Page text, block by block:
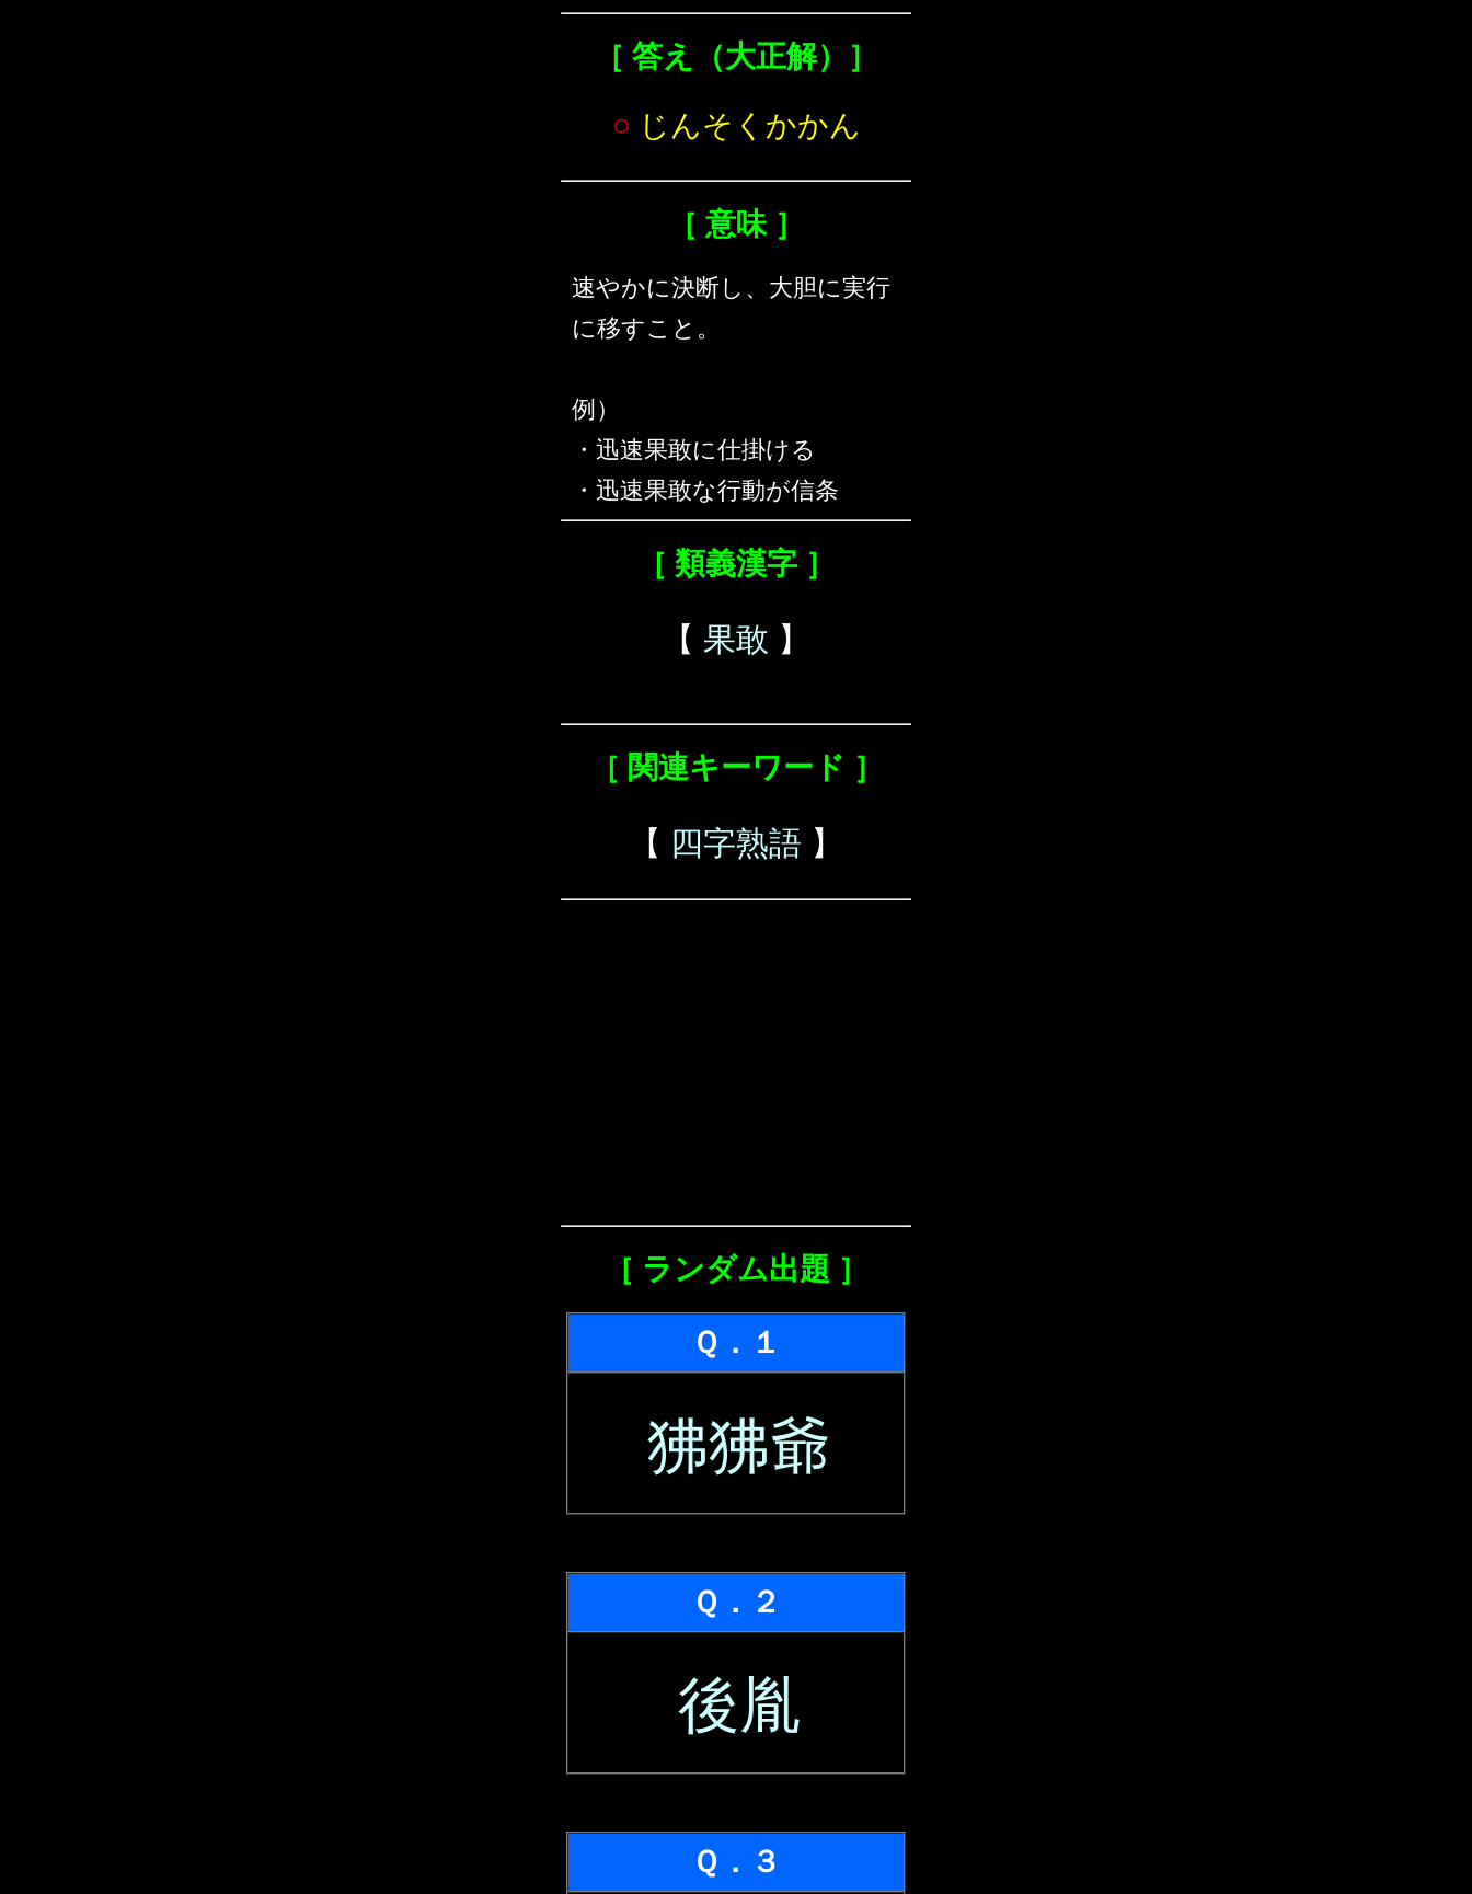
［ 答え（大正解）］
○ じんそくかかん
［ 意味 ］
速やかに決断し、大胆に実行
に移すこと。
例）
・迅速果敢に仕掛ける
・迅速果敢な行動が信条
［ 類義漢字 ］
【 果敢 】
［ 関連キーワード ］
【 四字熟語 】
［ ランダム出題 ］
Ｑ．１
狒狒爺
Ｑ．２
後胤
Ｑ．３